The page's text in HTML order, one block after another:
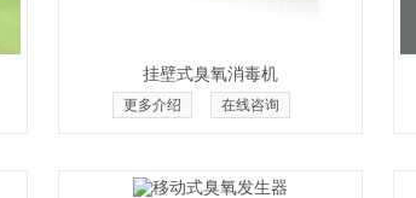
挂壁式臭氧消毒机
更多介绍 在线咨询